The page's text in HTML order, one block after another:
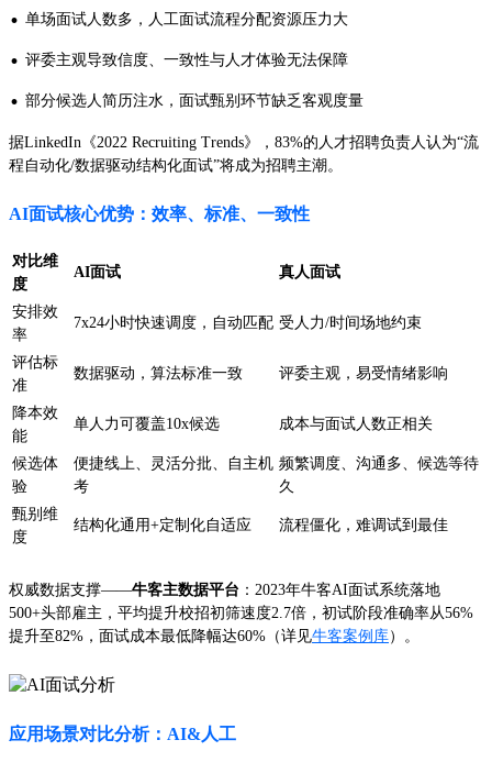
· 单场面试人数多，人工面试流程分配资源压力大
· 评委主观导致信度、一致性与人才体验无法保障
· 部分候选人简历注水，面试甄别环节缺乏客观度量
据LinkedIn《2022 Recruiting Trends》，83%的人才招聘负责人认为“流
程自动化/数据驱动结构化面试”将成为招聘主潮。
AI面试核心优势：效率、标准、一致性
对比维
度
AI面试 真人面试
安排效
率
7x24小时快速调度，自动匹配 受人力/时间场地约束
评估标
准
数据驱动，算法标准一致 评委主观，易受情绪影响
降本效
能
单人力可覆盖10x候选 成本与面试人数正相关
候选体
验
便捷线上、灵活分批、自主机
考
频繁调度、沟通多、候选等待
久
甄别维
度
结构化通用+定制化自适应 流程僵化，难调试到最佳
权威数据支撑——牛客主数据平台 ：2023年牛客AI面试系统落地
500+头部雇主，平均提升校招初筛速度2.7倍，初试阶段准确率从56%
提升至82%，面试成本最低降幅达60%（详见牛客案例库）。
应用场景对比分析：AI&人工